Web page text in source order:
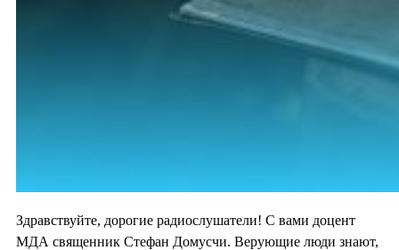
Здравствуйте, дорогие радиослушатели! С вами доцент
МДА священник Стефан Домусчи. Верующие люди знают,